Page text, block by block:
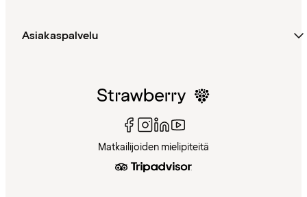
Asiakaspalvelu
Matkailijoiden mielipiteitä